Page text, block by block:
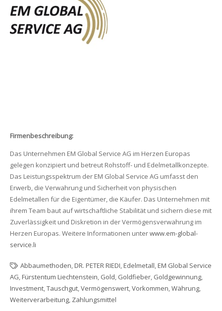
Firmenbeschreibung:
Das Unternehmen EM Global Service AG im Herzen Europas
gelegen konzipiert und betreut Rohstoff- und Edelmetallkonzepte.
Das Leistungsspektrum der EM Global Service AG umfasst den
Erwerb, die Verwahrung und Sicherheit von physischen
Edelmetallen für die Eigentümer, die Käufer. Das Unternehmen mit
ihrem Team baut auf wirtschaftliche Stabilität und sichern diese mit
Zuverlässigkeit und Diskretion in der Vermögensverwahrung im
Herzen Europas. Weitere Informationen unterwww.em-global-
service.li
Abbaumethoden,DR. PETER RIEDI,Edelmetall,EM Global Service
AG,Fürstentum Liechtenstein, Gold, Goldfieber, Goldgewinnung,
Investment,Tauschgut,Vermögenswert,Vorkommen,Währung,
Weiterverarbeitung, Zahlungsmittel